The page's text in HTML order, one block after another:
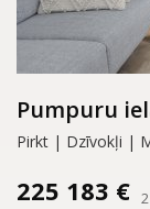
Pumpuru
Pirkt | Dzīvokļi |
225 183 €